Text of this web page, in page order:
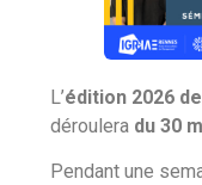
L’édition 2026
déroulera du 30
Pendant une